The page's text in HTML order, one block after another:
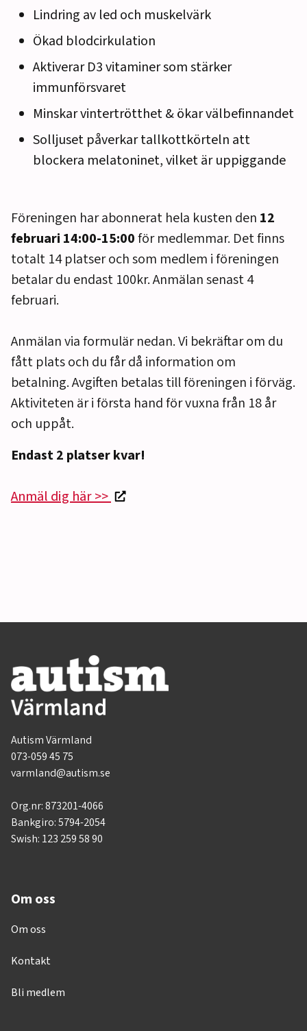
Lindring av led och muskelvärk
Ökad blodcirkulation
Aktiverar D3 vitaminer som stärker
immunförsvaret
Minskar vintertrötthet & ökar välbefinnandet
Solljuset påverkar tallkottkörteln att
blockera melatoninet, vilket är uppiggande
Föreningen har abonnerat hela kusten den 12
februari 14:00-15:00för medlemmar. Det finns
totalt 14 platser och som medlem i föreningen
betalar du endast 100kr. Anmälan senast 4
februari.
Anmälan via formulär nedan. Vi bekräftar om du
fått plats och du får då information om
betalning. Avgiften betalas till föreningen i förväg.
Aktiviteten är i första hand för vuxna från 18 år
och uppåt.
Endast 2 platser kvar!
Anmäl dig här >>
Autism Värmland
073-059 45 75
varmland@autism.se
Org.nr: 873201-4066
Bankgiro: 5794-2054
Swish: 123 259 58 90
Om oss
Om oss
Kontakt
Bli medlem